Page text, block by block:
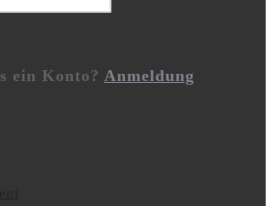
ein Konto? Anmeldung